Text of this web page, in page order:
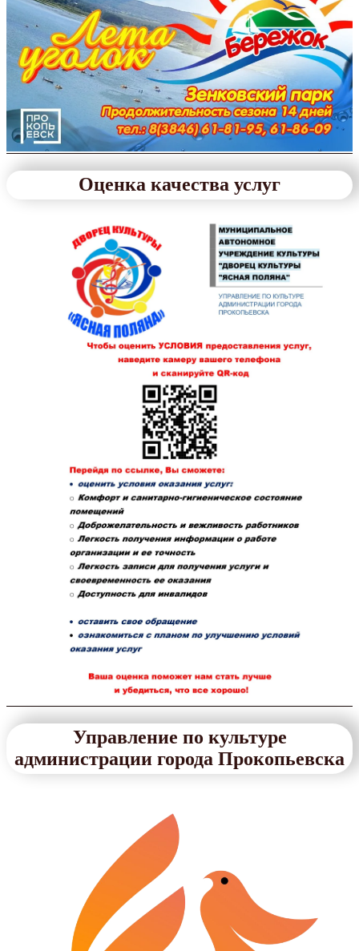
Оценка качества услуг
Управление по культуре
администрации города Прокопьевска